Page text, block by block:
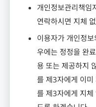
개인정보관리책임
연락하시면 지체
이용자가 개인정
우에는 정정을 완
용 또는 제공하지
를 제3자에게 이미
를 제3자에게 지체